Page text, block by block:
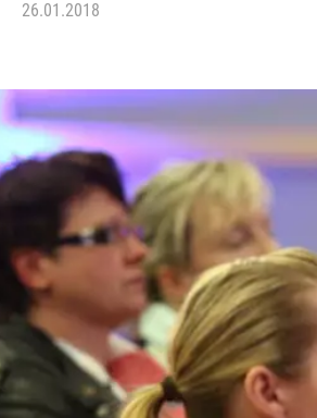
26.01.2018